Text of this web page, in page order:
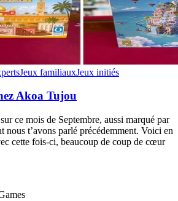
Jeux familiauxJeux initiés
Akoa Tujou
ce mois de Septembre, aussi marqué par
nous t’avons parlé précédemment. Voici en
cette fois-ci, beaucoup de coup de cœur